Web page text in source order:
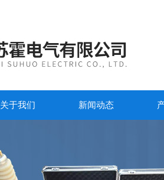
关于我们 新闻动态